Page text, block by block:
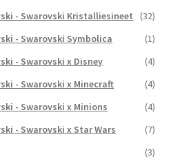
- Swarovski Kristalliesineet
(32)
- Swarovski Symbolica
(1)
- Swarovski x Disney
(4)
- Swarovski x Minecraft
(4)
- Swarovski x Minions
(4)
- Swarovski x Star Wars
(7)
(3)